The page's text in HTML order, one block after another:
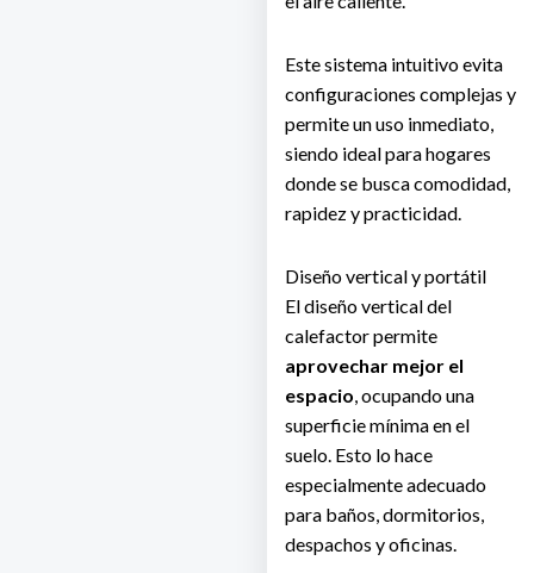
Este sistema intuitivo evita
configuraciones complejas y
permite un uso inmediato,
siendo ideal para hogares
donde se busca comodidad,
rapidez y practicidad.
Diseño vertical y portátil
El diseño vertical del
calefactor permite
aprovechar mejor el
espacio, ocupando una
superficie mínima en el
suelo. Esto lo hace
especialmente adecuado
para baños, dormitorios,
despachos y oficinas.